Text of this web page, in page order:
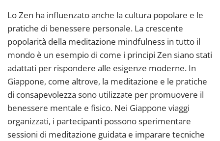
Lo Zen ha influenzato anche la cultura popolare e le
pratiche di benessere personale. La crescente
popolarità della meditazione mindfulness in tutto il
mondo è un esempio di come i principi Zen siano stati
adattati per rispondere alle esigenze moderne. In
Giappone, come altrove, la meditazione e le pratiche
di consapevolezza sono utilizzate per promuovere il
benessere mentale e fisico. Nei Giappone viaggi
organizzati, i partecipanti possono sperimentare
sessioni di meditazione guidata e imparare tecniche